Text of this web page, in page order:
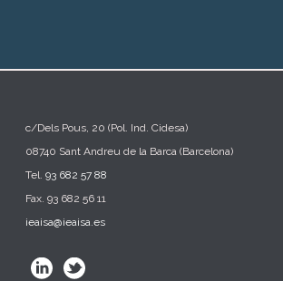
c/Dels Pous, 20 (Pol. Ind. Cidesa)
08740 Sant Andreu de la Barca (Barcelona)
Tel.93 682 57 88
Fax. 93 682 56 11
ieaisa@ieaisa.es